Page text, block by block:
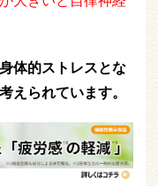
体的ストレスとな
えられています。